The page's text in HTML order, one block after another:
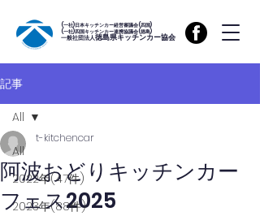
(一社)日本キッチンカー経営審議会(四国)
(一社)四国キッチンカー連携協議会(徳島)
一般社団法人徳島県キッチンカー協会
記事
All
2022年(47件)
2023年(88件)
All
阿波おどりキッチンカー
フェス2025
t-kitchencar